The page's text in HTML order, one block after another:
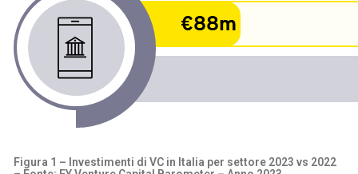
Figura 1 – Investimenti di VC in Italia per settore 2023 vs 2022